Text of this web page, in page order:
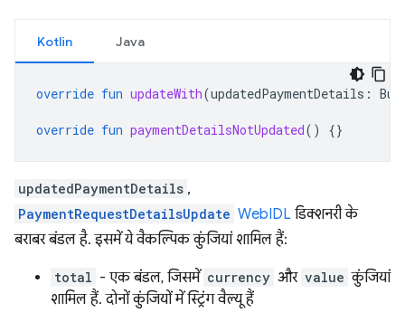
Kotlin Java
override fun updateWith(updatedPaymentDetails :
override fun paymentDetailsNotUpdated() {}
updatedPaymentDetails ,
PaymentRequestDetailsUpdate WebIDL डिक्शनरी के
बराबर बंडल है. इसमें ये वैकल्पिक कुंजियां शामिल हैं:
total - एक बंडल, जिसमें currency और value कुंजियां
शामिल हैं. दोनों कुंजियों में स्ट्रिंग वैल्यू हैं